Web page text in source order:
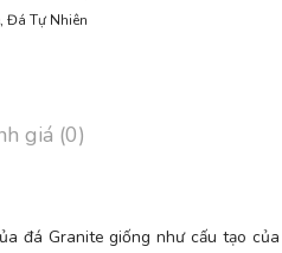
, Đá Tự Nhiên
giá (0)
đá Granite giống như cấu tạo